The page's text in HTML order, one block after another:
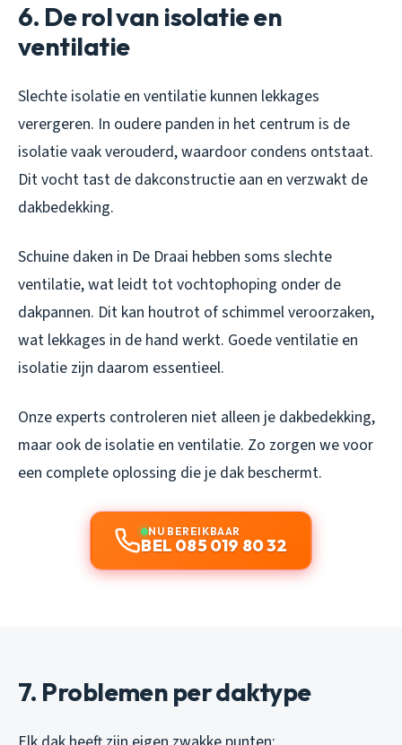
6. De rol van isolatie en
ventilatie
Slechte isolatie en ventilatie kunnen lekkages
verergeren. In oudere panden in het centrum is de
isolatie vaak verouderd, waardoor condens ontstaat.
Dit vocht tast de dakconstructie aan en verzwakt de
dakbedekking.
Schuine daken in De Draai hebben soms slechte
ventilatie, wat leidt tot vochtophoping onder de
dakpannen. Dit kan houtrot of schimmel veroorzaken,
wat lekkages in de hand werkt. Goede ventilatie en
isolatie zijn daarom essentieel.
Onze experts controleren niet alleen je dakbedekking,
maar ook de isolatie en ventilatie. Zo zorgen we voor
een complete oplossing die je dak beschermt.
NU BEREIKBAAR
BEL 085 019 80 32
7. Problemen per daktype